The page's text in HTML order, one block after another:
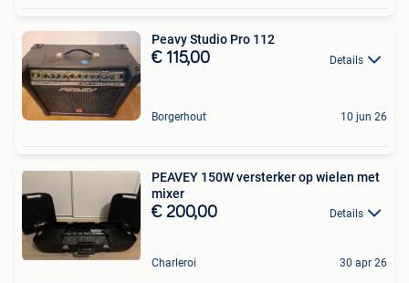
Peavy Studio Pro 112
€ 115,00 Details
Borgerhout 10 jun 26
PEAVEY 150W versterker op wielen met
mixer
€ 200,00 Details
Charleroi 30 apr 26